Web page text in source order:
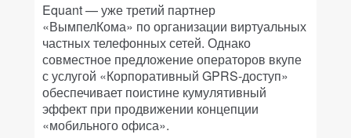
Equant — уже третий партнер
«ВымпелКома» по организации виртуальных
частных телефонных сетей. Однако
совместное предложение операторов вкупе
с услугой «Корпоративный GPRS-доступ»
обеспечивает поистине кумулятивный
эффект при продвижении концепции
«мобильного офиса».